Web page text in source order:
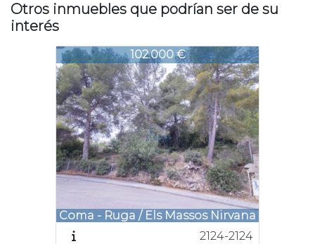
Otros inmuebles que podrían ser de su
interés
2069-2069102.000 €
Coma - Ruga / Els Massos Nirvana
2124-2124